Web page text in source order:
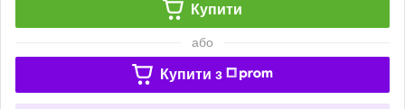
Купити
або
Купити з